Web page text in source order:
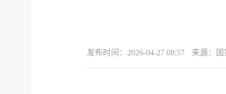
发布时间： 2026-04-27 08:57 来源：